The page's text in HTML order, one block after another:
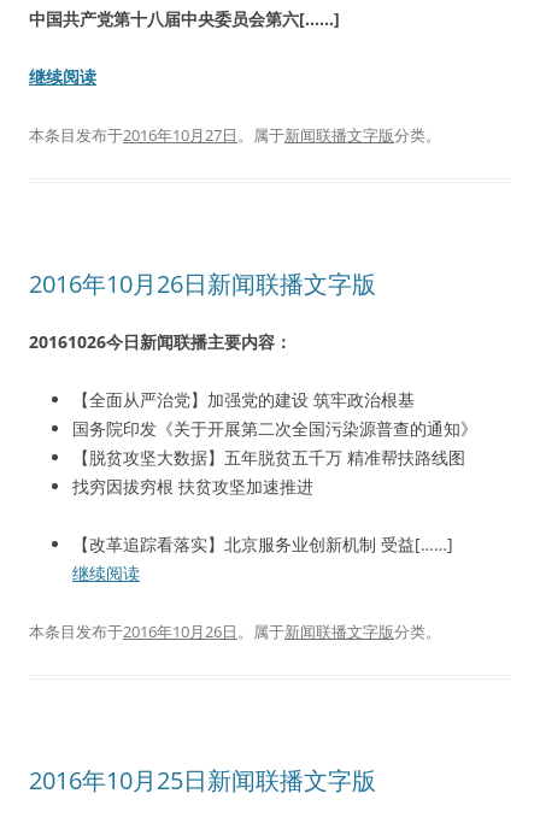
中国共产党第十八届中央委员会第六[……]
继续阅读
本条目发布于2016年10月27日。属于新闻联播文字版分类。
2016年10月26日新闻联播文字版
20161026今日新闻联播主要内容：
【全面从严治党】加强党的建设 筑牢政治根基
国务院印发《关于开展第二次全国污染源普查的通知》
【脱贫攻坚大数据】五年脱贫五千万 精准帮扶路线图
找穷因拔穷根 扶贫攻坚加速推进
【改革追踪看落实】北京服务业创新机制 受益[……]
继续阅读
本条目发布于2016年10月26日。属于新闻联播文字版分类。
2016年10月25日新闻联播文字版